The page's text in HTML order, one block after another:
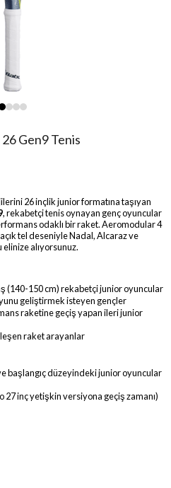
Gen9 Tenis
26 inçlik junior formatına taşıyan
, rekabetçi tenis oynayan genç oyuncular
odaklı bir raket. Aeromodular 4
tel deseniyle Nadal, Alcaraz ve
elinize alıyorsunuz.
(140-150 cm) rekabetçi junior oyuncular
geliştirmek isteyen gençler
raketine geçiş yapan ileri junior
raket arayanlar
başlangıç düzeyindeki junior oyuncular
27 inç yetişkin versiyona geçiş zamanı)